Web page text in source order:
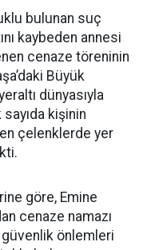
bulunan suç
kaybeden annesi
cenaze töreninin
Büyük
dünyasıyla
kişinin
çelenklerde yer
göre, Emine
cenaze namazı
güvenlik önlemleri